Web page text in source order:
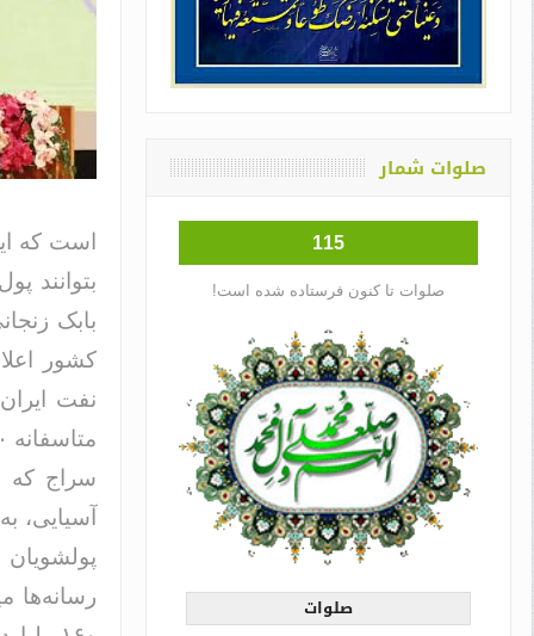
است که
بتوانند
کشور
نفت
سراج که
آسیایی،
رسانه‌ها
صلوات شمار
115
صلوات تا کنون فرستاده شده است!
صلوات